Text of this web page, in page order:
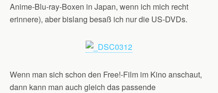
Anime-Blu-ray-Boxen in Japan, wenn ich mich recht
erinnere), aber bislang besaß ich nur die US-DVDs.
Wenn man sich schon den Free!-Film im Kino anschaut,
dann kann man auch gleich das passende